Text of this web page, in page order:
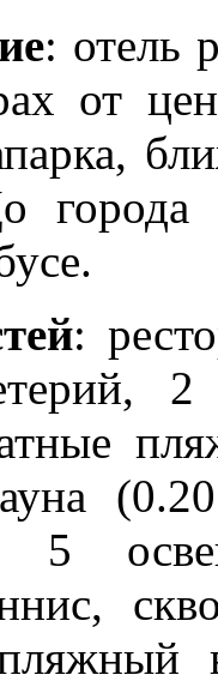
: отель
от
: